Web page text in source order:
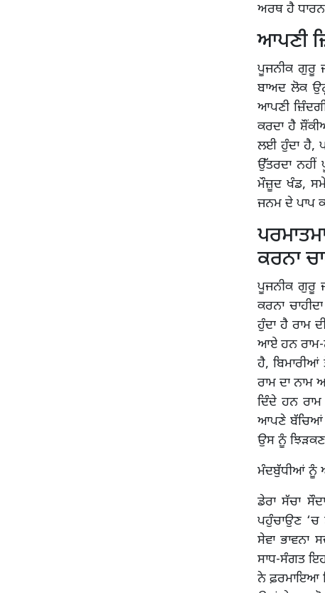
ਅਰਥ ਹੈ ਧਾਰਨ
ਆਪਣੀ
ਪੂਜਨੀਕ ਗੁਰੂ
ਬਾਅਦ ਲੋਕ
ਆਪਣੀ
ਕਰਦਾ ਹੈ
ਲਈ ਹੁੰਦਾ ਹੈ,
ਉੱਤਰਦਾ ਨਹੀਂ
ਮੌਜ਼ੂਦ ਖੰਡ,
ਜਨਮ ਦੇ ਪਾਪ
ਕਰਨਾ
ਪੂਜਨੀਕ ਗੁਰੂ
ਕਰਨਾ
ਹੁੰਦਾ ਹੈ ਰਾਮ
ਆਏ ਹਨ ਰਾਮ-
ਹੈ,
ਰਾਮ ਦਾ ਨਾਮ
ਦਿੰਦੇ ਹਨ
ਆਪਣੇ ਬੱਚਿਆਂ
ਉਸ ਨੂੰ ਝਿੜਕਣ
ਮੰਦਬੁੱਧੀਆਂ ਨੂੰ
ਡੇਰਾ ਸੱਚਾ
ਪਹੁੰਚਾਉਣ ‘ਚ
ਸੇਵਾ
ਸਾਧ-ਸੰਗਤ
ਨੇ ਫ਼ਰਮਾਇਆ